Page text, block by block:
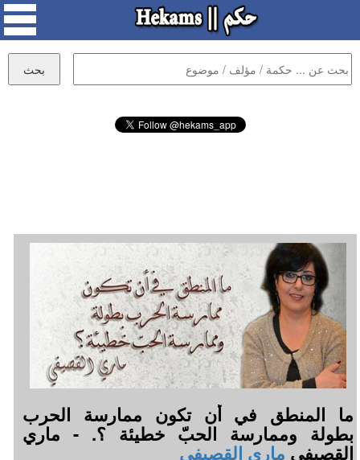
ما المنطق في أن تكون ممارسة الحرب
بطولة وممارسة الحبّ خطيئة ؟. - ماري
القصيفيماري القصيفي